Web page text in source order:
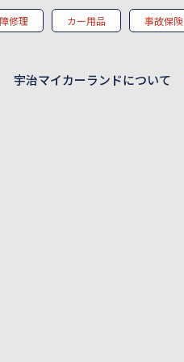
修理 カー用品 事故保険
宇治マイカーランドについて